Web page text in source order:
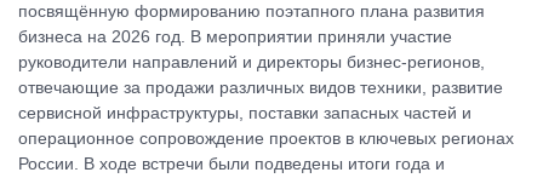
посвящённую формированию поэтапного плана развития
бизнеса на 2026 год. В мероприятии приняли участие
руководители направлений и директоры бизнес-регионов,
отвечающие за продажи различных видов техники, развитие
сервисной инфраструктуры, поставки запасных частей и
операционное сопровождение проектов в ключевых регионах
России. В ходе встречи были подведены итоги года и